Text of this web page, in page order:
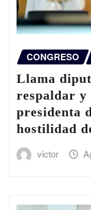
CONGRESO
Llama
respaldar
presidenta
hostilidad
victor